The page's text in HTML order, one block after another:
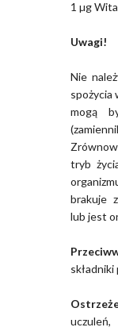
1 µg
Uwagi!
Nie
spożycia
mogą
tryb
brakuje
lub jest
uczuleń,